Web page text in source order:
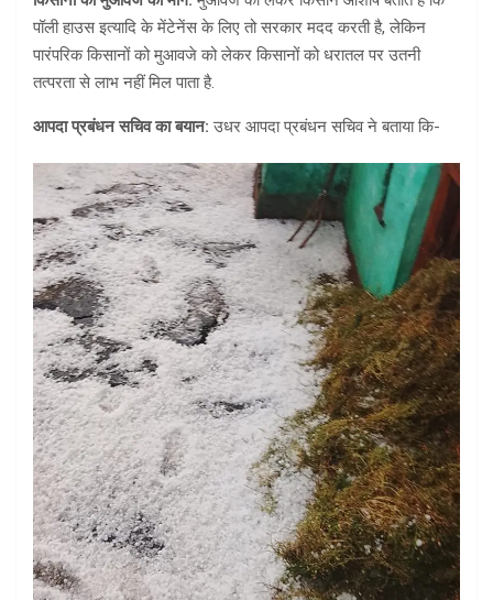
पॉली हाउस इत्यादि के मेंटेनेंस के लिए तो सरकार मदद करती है, लेकिन
पारंपरिक किसानों को मुआवजे को लेकर किसानों को धरातल पर उतनी
तत्परता से लाभ नहीं मिल पाता है.
आपदा प्रबंधन सचिव का बयान: उधर आपदा प्रबंधन सचिव ने बताया कि-